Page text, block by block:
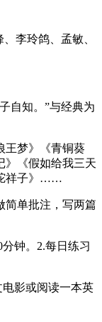
李玲鸽、孟敏、
自知。”与经典为
王梦》《青铜葵
》《假如给我三天
祥子》……
单批注，写两篇
钟。2.每日练习
影或阅读一本英